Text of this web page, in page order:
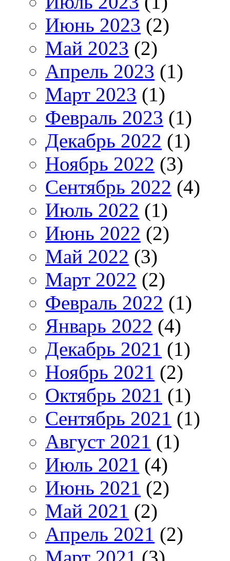
Июнь 2023 (2)
Май 2023 (2)
Апрель 2023 (1)
Март 2023 (1)
Февраль 2023 (1)
Декабрь 2022 (1)
Ноябрь 2022 (3)
Сентябрь 2022 (4)
Июль 2022 (1)
Июнь 2022 (2)
Май 2022 (3)
Март 2022 (2)
Февраль 2022 (1)
Январь 2022 (4)
Декабрь 2021 (1)
Ноябрь 2021 (2)
Октябрь 2021 (1)
Сентябрь 2021 (1)
Август 2021 (1)
Июль 2021 (4)
Июнь 2021 (2)
Май 2021 (2)
Апрель 2021 (2)